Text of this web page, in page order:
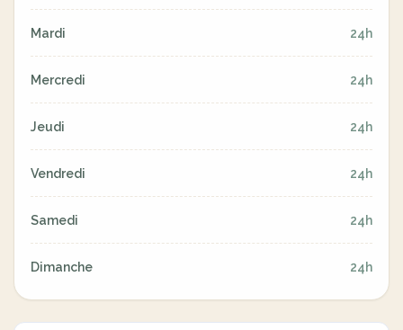
Mardi 24h
Mercredi 24h
Jeudi 24h
Vendredi 24h
Samedi 24h
Dimanche 24h